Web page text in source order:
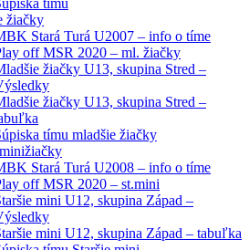
žiačky
Stará Turá U2007 – info o tíme
off MSR 2020 – ml. žiačky
žiačky U13, skupina Stred –
žiačky U13, skupina Stred –
tímu mladšie žiačky
Stará Turá U2008 – info o tíme
off MSR 2020 – st.mini
mini U12, skupina Západ –
mini U12, skupina Západ – tabuľka